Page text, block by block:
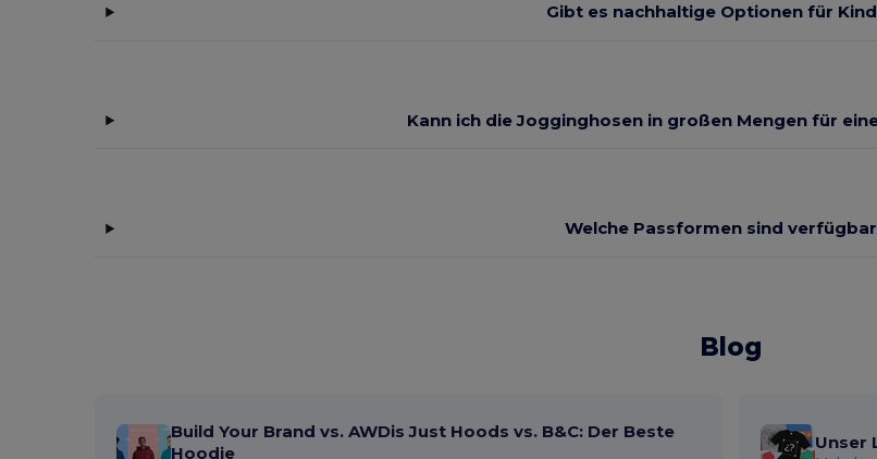
Gibt es nachhaltige Optionen für
Kann ich die Jogginghosen in großen Mengen für
Welche Passformen sind
Blog
Build Your Brand vs. AWDis Just Hoods vs. B&C: Der Beste
Hoodie
Unser